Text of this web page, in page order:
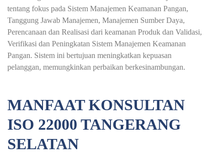
tentang fokus pada Sistem Manajemen Keamanan Pangan,
Tanggung Jawab Manajemen, Manajemen Sumber Daya,
Perencanaan dan Realisasi dari keamanan Produk dan Validasi,
Verifikasi dan Peningkatan Sistem Manajemen Keamanan
Pangan. Sistem ini bertujuan meningkatkan kepuasan
pelanggan, memungkinkan perbaikan berkesinambungan.
MANFAAT KONSULTAN
ISO 22000 TANGERANG
SELATAN